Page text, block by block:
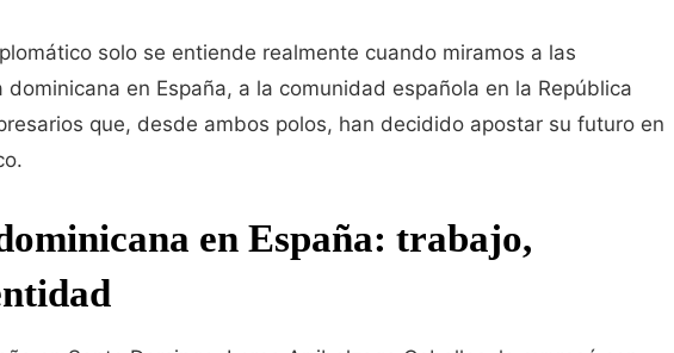
solo se entiende realmente cuando miramos a las
en España, a la comunidad española en la República
que, desde ambos polos, han decidido apostar su futuro en
en España: trabajo,